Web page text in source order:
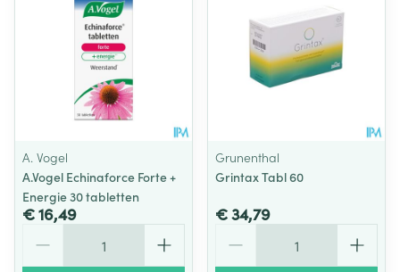
A. Vogel
A.Vogel Echinaforce Forte +
Energie 30 tabletten
€ 16,49
Grunenthal
Grintax Tabl 60
€ 34,79